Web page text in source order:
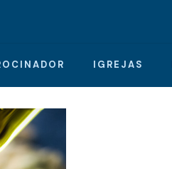
IGREJAS